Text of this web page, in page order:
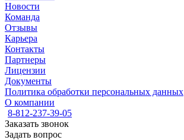
Новости
Команда
Отзывы
Карьера
Контакты
Партнеры
Лицензии
Документы
Политика обработки персональных данных
О компании
8-812-237-39-05
Заказать звонок
Задать вопрос